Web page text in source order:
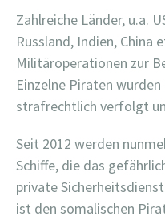
Zahlreiche Länder, u.a.
Russland, Indien, China
Militäroperationen zur
Einzelne Piraten
strafrechtlich verfolgt
Seit 2012 werden
Schiffe, die das
private
ist den somalischen